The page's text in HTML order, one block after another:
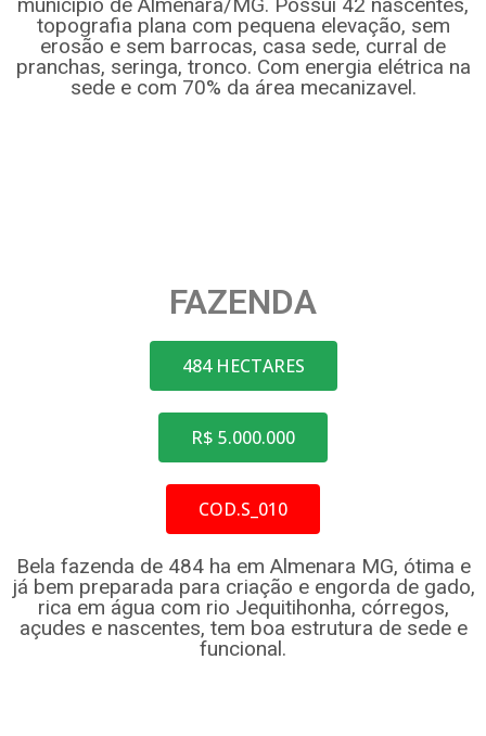
topografia plana com pequena elevação, sem
erosão e sem barrocas, casa sede, curral de
pranchas, seringa, tronco. Com energia elétrica na
sede e com 70% da área mecanizavel.
FAZENDA
484 HECTARES
R$ 5.000.000
COD.S_010
Bela fazenda de 484 ha em Almenara MG, ótima e
já bem preparada para criação e engorda de gado,
rica em água com rio Jequitihonha, córregos,
açudes e nascentes, tem boa estrutura de sede e
funcional.